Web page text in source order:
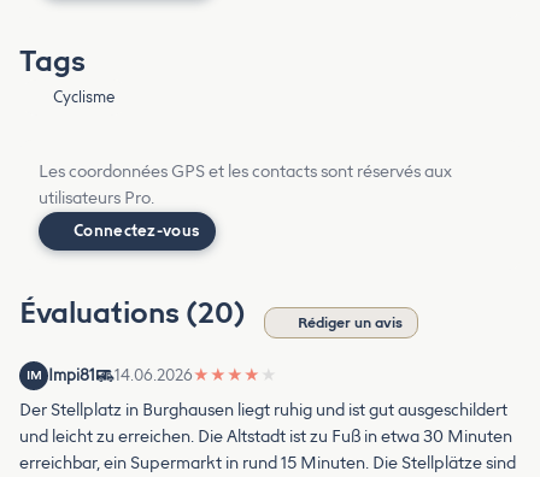
Tags
Cyclisme
Les coordonnées GPS et les contacts sont réservés aux
utilisateurs Pro.
Connectez-vous
Évaluations (20) Rédiger un avis
IM Impi81 14.06.2026★ ★ ★ ★ ★
Der Stellplatz in Burghausen liegt ruhig und ist gut ausgeschildert
und leicht zu erreichen. Die Altstadt ist zu Fuß in etwa 30 Minuten
erreichbar, ein Supermarkt in rund 15 Minuten. Die Stellplätze sind